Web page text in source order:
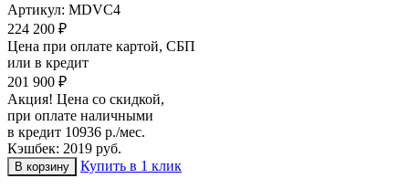
Артикул: MDVC4
224 200 ₽
Цена при оплате картой, СБП
или в кредит
201 900 ₽
Акция! Цена со скидкой,
при оплате наличными
в кредит 10936 р./мес.
Кэшбек: 2019 руб.
Купить в 1 клик